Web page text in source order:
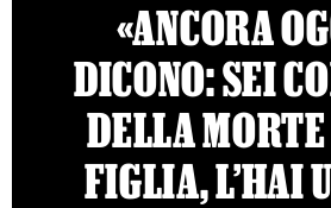
«ANCORA
DICONO: SEI
DELLA
FIGLIA, L’HAI